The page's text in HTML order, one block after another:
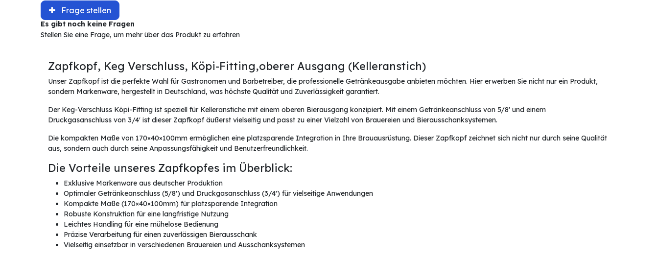
Frage stellen
Es gibt noch keine Fragen
Stellen Sie eine Frage, um mehr über das Produkt zu erfahren
Zapfkopf, Keg Verschluss, Köpi-Fitting,oberer Ausgang (Kelleranstich)
Unser Zapfkopf ist die perfekte Wahl für Gastronomen und Barbetreiber, die professionelle Getränkeausgabe anbieten möchten. Hier erwerben Sie nicht nur ein Produkt,
sondern Markenware, hergestellt in Deutschland, was höchste Qualität und Zuverlässigkeit garantiert.
Der Keg-Verschluss Köpi-Fitting ist speziell für Kelleranstiche mit einem oberen Bierausgang konzipiert. Mit einem Getränkeanschluss von 5/8' und einem
Druckgasanschluss von 3/4' ist dieser Zapfkopf äußerst vielseitig und passt zu einer Vielzahl von Brauereien und Bierausschanksystemen.
Die kompakten Maße von 170×40×100mm ermöglichen eine platzsparende Integration in Ihre Brauausrüstung. Dieser Zapfkopf zeichnet sich nicht nur durch seine Qualität
aus, sondern auch durch seine Anpassungsfähigkeit und Benutzerfreundlichkeit.
Die Vorteile unseres Zapfkopfes im Überblick:
Exklusive Markenware aus deutscher Produktion
Optimaler Getränkeanschluss (5/8') und Druckgasanschluss (3/4') für vielseitige Anwendungen
Kompakte Maße (170×40×100mm) für platzsparende Integration
Robuste Konstruktion für eine langfristige Nutzung
Leichtes Handling für eine mühelose Bedienung
Präzise Verarbeitung für einen zuverlässigen Bierausschank
Vielseitig einsetzbar in verschiedenen Brauereien und Ausschanksystemen